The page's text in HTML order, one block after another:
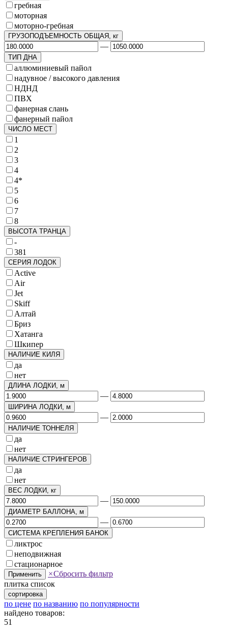
гребная
моторная
моторно-гребная
ГРУЗОПОДЪЕМНОСТЬ ОБЩАЯ, кг
—
ТИП ДНА
аллюминиевый пайол
надувное / высокого давления
НДНД
ПВХ
фанерная слань
фанерный пайол
ЧИСЛО МЕСТ
1
2
3
4
4*
5
6
7
8
ВЫСОТА ТРАНЦА
-
381
СЕРИЯ ЛОДОК
Active
Air
Jet
Skiff
Алтай
Бриз
Хатанга
Шкипер
НАЛИЧИЕ КИЛЯ
да
нет
ДЛИНА ЛОДКИ, м
—
ШИРИНА ЛОДКИ, м
—
НАЛИЧИЕ ТОННЕЛЯ
да
нет
НАЛИЧИЕ СТРИНГЕРОВ
да
нет
ВЕС ЛОДКИ, кг
—
ДИАМЕТР БАЛЛОНА, м
—
СИСТЕМА КРЕПЛЕНИЯ БАНОК
ликтрос
неподвижная
стационарное
Применить ×Сбросить фильтр
плитка список
сортировка
по цене по названию по популярности
найдено товаров:
51